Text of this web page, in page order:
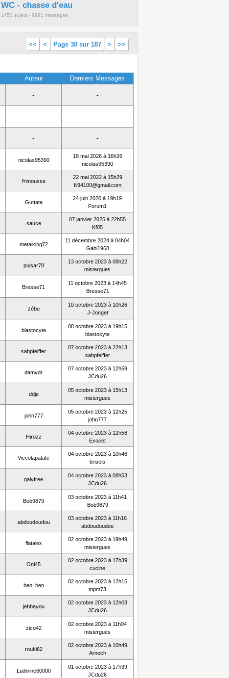
WC - chasse d'eau
1450 sujets - 9981 messages
<< < Page 30 sur 187 > >>
Auteur Derniers Messages
- -
- -
- -
nicolas95390
18 mai 2026 à 16h26
nicolas95390
frimousse
22 mai 2022 à 15h29
fil94100@gmail.com
Guttata
24 juin 2020 à 19h19
Forum1
sauce
07 janvier 2025 à 22h55
Kf05
metalking72
11 décembre 2024 à 04h04
Gabi1968
pulsar78
13 octobre 2023 à 08h22
mistergues
Bresse71
11 octobre 2023 à 14h45
Bresse71
zébu
10 octobre 2023 à 10h26
J-Jonget
blastocyte
08 octobre 2023 à 19h15
blastocyte
sabpfeiffer
07 octobre 2023 à 22h13
sabpfeiffer
damvdr
07 octobre 2023 à 12h59
JCdu26
ddje
05 octobre 2023 à 15h13
mistergues
john777
05 octobre 2023 à 12h25
john777
Hirozz
04 octobre 2023 à 12h58
Exocet
Viccolapatate
04 octobre 2023 à 10h46
briseis
galyfree
04 octobre 2023 à 08h53
JCdu26
Bob9879
03 octobre 2023 à 11h41
Bob9879
abdoudoudou
03 octobre 2023 à 11h16
abdoudoudou
flatalex
02 octobre 2023 à 19h49
mistergues
Oni45
02 octobre 2023 à 17h39
cucine
ben_ben
02 octobre 2023 à 12h15
mpm73
jebbayou
02 octobre 2023 à 12h03
JCdu26
zico42
02 octobre 2023 à 11h04
mistergues
rouki62
02 octobre 2023 à 10h49
Arnoch
Ludivine60000
01 octobre 2023 à 17h39
JCdu26